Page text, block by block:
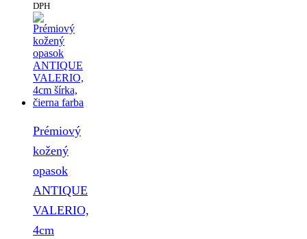
DPH
Prémiový
kožený
opasok
ANTIQUE
VALERIO,
4cm